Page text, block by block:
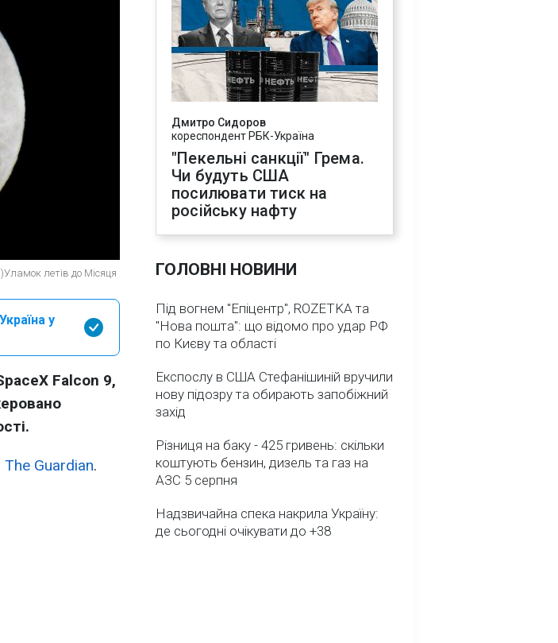
летів до Місяця
у
Falcon 9,
The Guardian.
Дмитро Сидоров
кореспондент РБК-Україна
"Пекельні санкції" Грема.
Чи будуть США
посилювати тиск на
російську нафту
ГОЛОВНІ НОВИНИ
Під вогнем "Епіцентр", ROZETKA та
"Нова пошта": що відомо про удар РФ
по Києву та області
Експослу в США Стефанішиній вручили
нову підозру та обирають запобіжний
захід
Різниця на баку - 425 гривень: скільки
коштують бензин, дизель та газ на
АЗС 5 серпня
Надзвичайна спека накрила Україну:
де сьогодні очікувати до +38